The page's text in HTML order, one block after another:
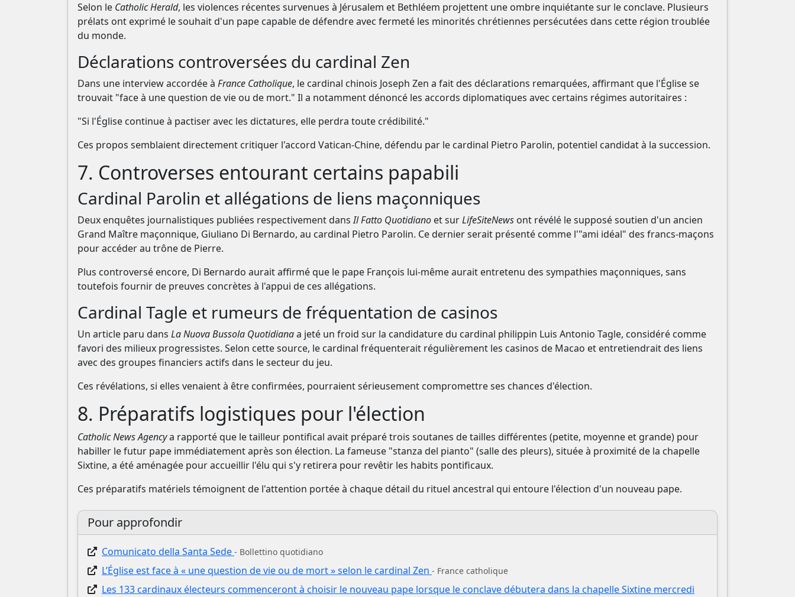
Selon le Catholic Herald, les violences récentes survenues à Jérusalem et Bethléem projettent une ombre inquiétante sur le conclave. Plusieurs
prélats ont exprimé le souhait d'un pape capable de défendre avec fermeté les minorités chrétiennes persécutées dans cette région troublée
du monde.
Déclarations controversées du cardinal Zen
Dans une interview accordée à France Catholique, le cardinal chinois Joseph Zen a fait des déclarations remarquées, affirmant que l'Église se
trouvait "face à une question de vie ou de mort." Il a notamment dénoncé les accords diplomatiques avec certains régimes autoritaires :
"Si l'Église continue à pactiser avec les dictatures, elle perdra toute crédibilité."
Ces propos semblaient directement critiquer l'accord Vatican-Chine, défendu par le cardinal Pietro Parolin, potentiel candidat à la succession.
7. Controverses entourant certains papabili
Cardinal Parolin et allégations de liens maçonniques
Deux enquêtes journalistiques publiées respectivement dansIl Fatto Quotidiano et surLifeSiteNews ont révélé le supposé soutien d'un ancien
Grand Maître maçonnique, Giuliano Di Bernardo, au cardinal Pietro Parolin. Ce dernier serait présenté comme l'"ami idéal" des francs-maçons
pour accéder au trône de Pierre.
Plus controversé encore, Di Bernardo aurait affirmé que le pape François lui-même aurait entretenu des sympathies maçonniques, sans
toutefois fournir de preuves concrètes à l'appui de ces allégations.
Cardinal Tagle et rumeurs de fréquentation de casinos
Un article paru dans La Nuova Bussola Quotidianaa jeté un froid sur la candidature du cardinal philippin Luis Antonio Tagle, considéré comme
favori des milieux progressistes. Selon cette source, le cardinal fréquenterait régulièrement les casinos de Macao et entretiendrait des liens
avec des groupes financiers actifs dans le secteur du jeu.
Ces révélations, si elles venaient à être confirmées, pourraient sérieusement compromettre ses chances d'élection.
8. Préparatifs logistiques pour l'élection
Catholic News Agencya rapporté que le tailleur pontifical avait préparé trois soutanes de tailles différentes (petite, moyenne et grande) pour
habiller le futur pape immédiatement après son élection. La fameuse "stanza del pianto" (salle des pleurs), située à proximité de la chapelle
Sixtine, a été aménagée pour accueillir l'élu qui s'y retirera pour revêtir les habits pontificaux.
Ces préparatifs matériels témoignent de l'attention portée à chaque détail du rituel ancestral qui entoure l'élection d'un nouveau pape.
Pour approfondir
Comunicato della Santa Sede - Bollettino quotidiano
L’Église est face à « une question de vie ou de mort » selon le cardinal Zen - France catholique
Les 133 cardinaux électeurs commenceront à choisir le nouveau pape lorsque le conclave débutera dans la chapelle Sixtine mercredi